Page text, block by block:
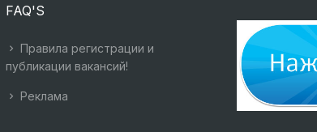
FAQ'S
Правила регистрации и
публикации вакансий!
Реклама